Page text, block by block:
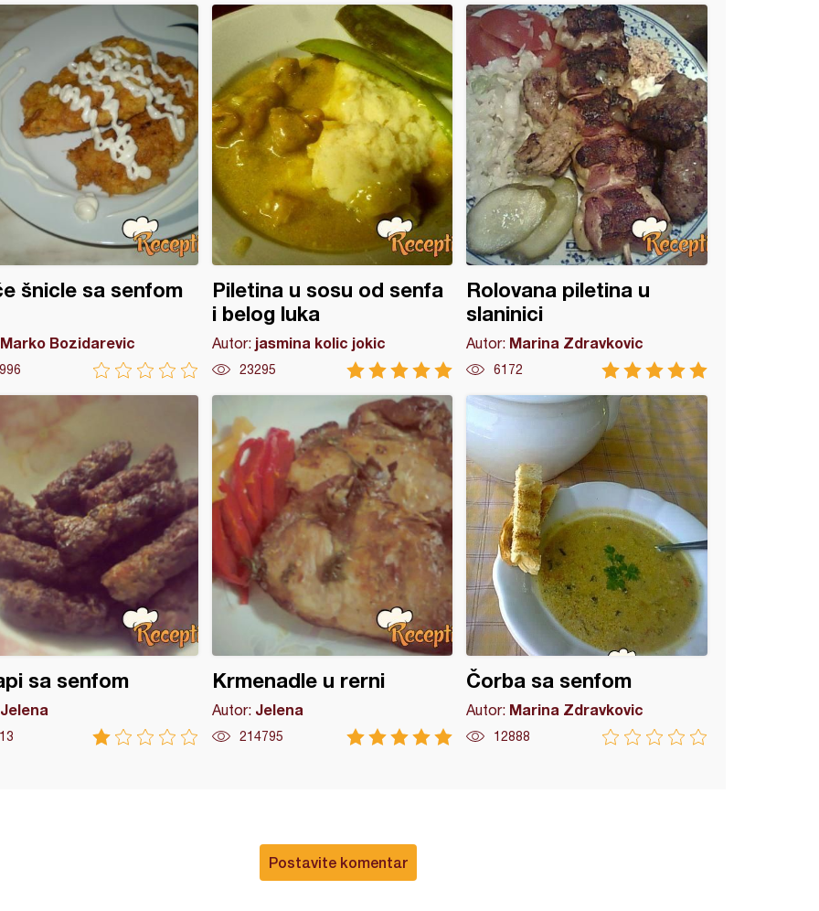
šnicle sa senfom
Marko Bozidarevic
Piletina u sosu od senfa
i belog luka
Autor: jasmina kolic jokic
23295
Rolovana piletina u
slaninici
Autor: Marina Zdravkovic
6172
sa senfom
Jelena
Krmenadle u rerni
Autor: Jelena
214795
Čorba sa senfom
Autor: Marina Zdravkovic
12888
Postavite komentar